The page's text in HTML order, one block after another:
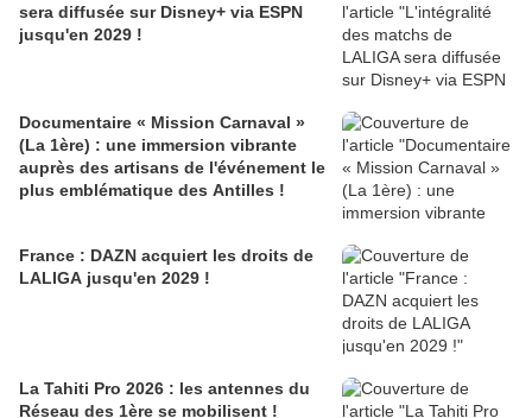
sera diffusée sur Disney+ via ESPN
jusqu'en 2029 !
Documentaire « Mission Carnaval »
(La 1ère) : une immersion vibrante
auprès des artisans de l'événement le
plus emblématique des Antilles !
France : DAZN acquiert les droits de
LALIGA jusqu'en 2029 !
La Tahiti Pro 2026 : les antennes du
Réseau des 1ère se mobilisent !